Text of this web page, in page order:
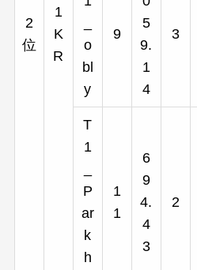
2
位
1
K
R
o
bl
y
9
5
9.
1
4
3
T
1
P
ar
k
h
1
1
6
9
4.
4
3
2